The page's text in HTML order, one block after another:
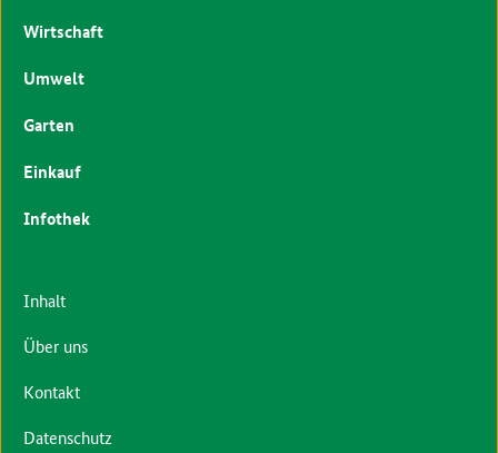
Wirtschaft
Umwelt
Garten
Einkauf
Infothek
Inhalt
Über uns
Kontakt
Datenschutz